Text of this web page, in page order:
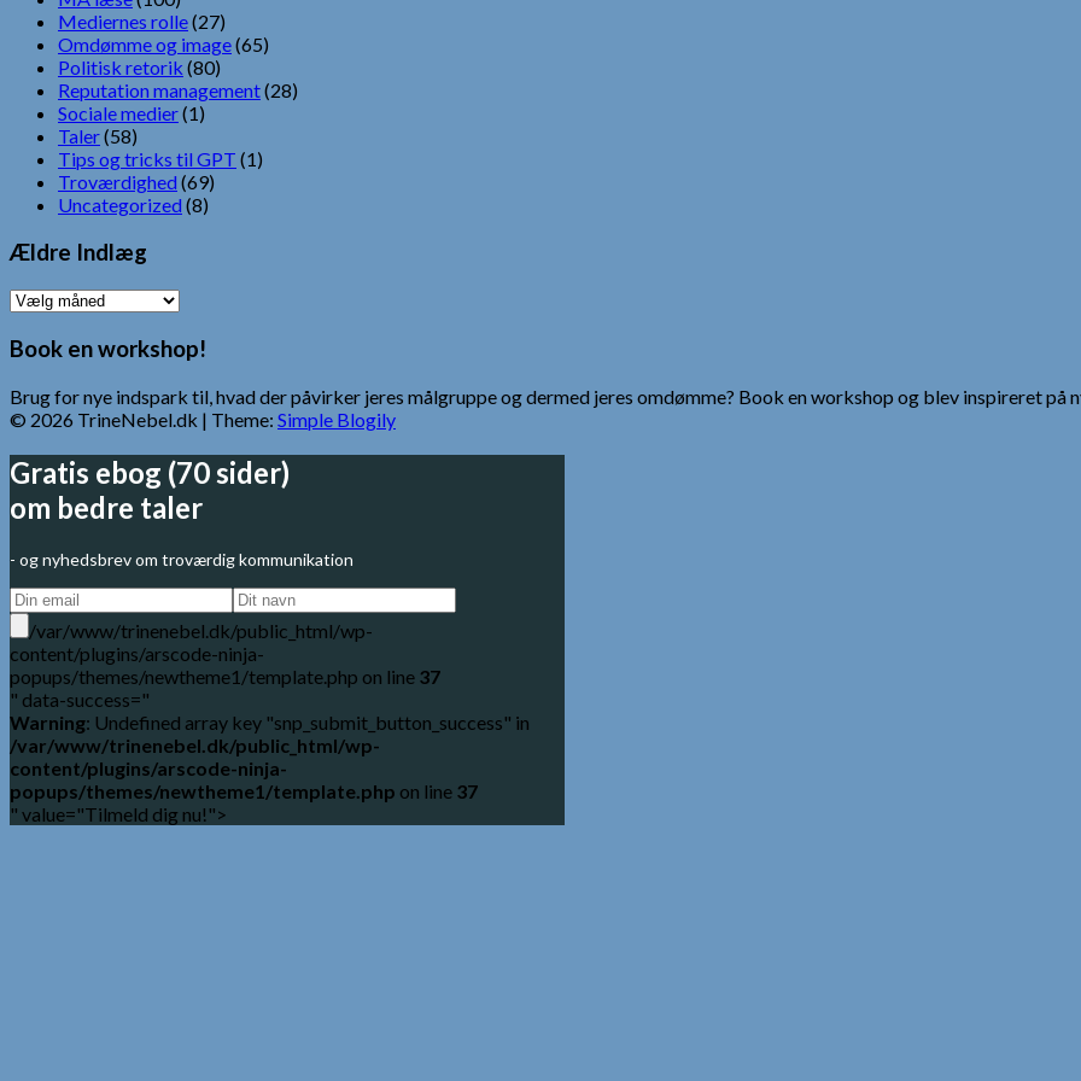
Mediernes rolle(27)
Omdømme og image(65)
Politisk retorik (80)
Reputation management(28)
Sociale medier(1)
Taler(58)
Tips og tricks til GPT (1)
Troværdighed (69)
Uncategorized (8)
Ældre Indlæg
Ældre
Book en workshop!
Brug for nye indspark til, hvad der påvirker jeres målgruppe og dermed jeres omdømme? Book en workshop og blev inspireret på
© 2026 TrineNebel.dk | Theme: Simple Blogily
Gratis ebog (70 sider)
om bedre taler
- og nyhedsbrev om troværdig kommunikation
/var/www/trinenebel.dk/public_html/wp-
content/plugins/arscode-ninja-
popups/themes/newtheme1/template.php on line 37
" data-success="
Warning: Undefined array key "snp_submit_button_success" in
/var/www/trinenebel.dk/public_html/wp-
content/plugins/arscode-ninja-
popups/themes/newtheme1/template.php on line 37
" value="Tilmeld dig nu!">